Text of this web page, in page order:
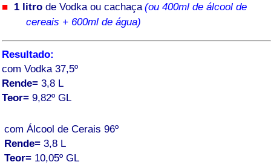
1 litro de Vodka ou cachaça (ou 400ml de álcool de
cereais + 600ml de água)
Resultado:
com Vodka 37,5º
Rende= 3,8 L
Teor= 9,82º GL
com Álcool de Cerais 96º
Rende= 3,8 L
Teor= 10,05º GL